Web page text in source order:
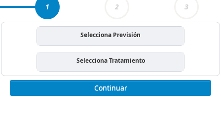
1 2 3
Selecciona Previsión
Selecciona Tratamiento
Continuar